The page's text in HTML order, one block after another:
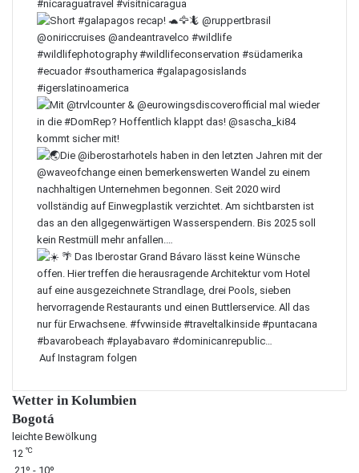
Auf Instagram folgen
Wetter in Kolumbien
Bogotá
leichte Bewölkung
12 ℃
21º - 10º